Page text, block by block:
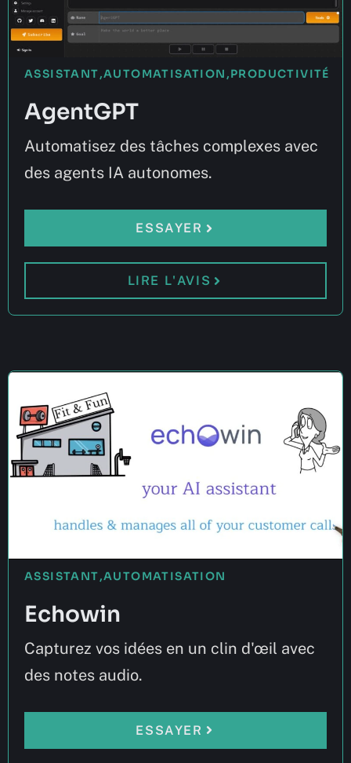
ASSISTANT,AUTOMATISATION ,PRODUCTIVITÉ
AgentGPT
Automatisez des tâches complexes avec
des agents IA autonomes.
ESSAYER
LIRE L'AVIS
ASSISTANT,AUTOMATISATION
Echowin
Capturez vos idées en un clin d'œil avec
des notes audio.
ESSAYER